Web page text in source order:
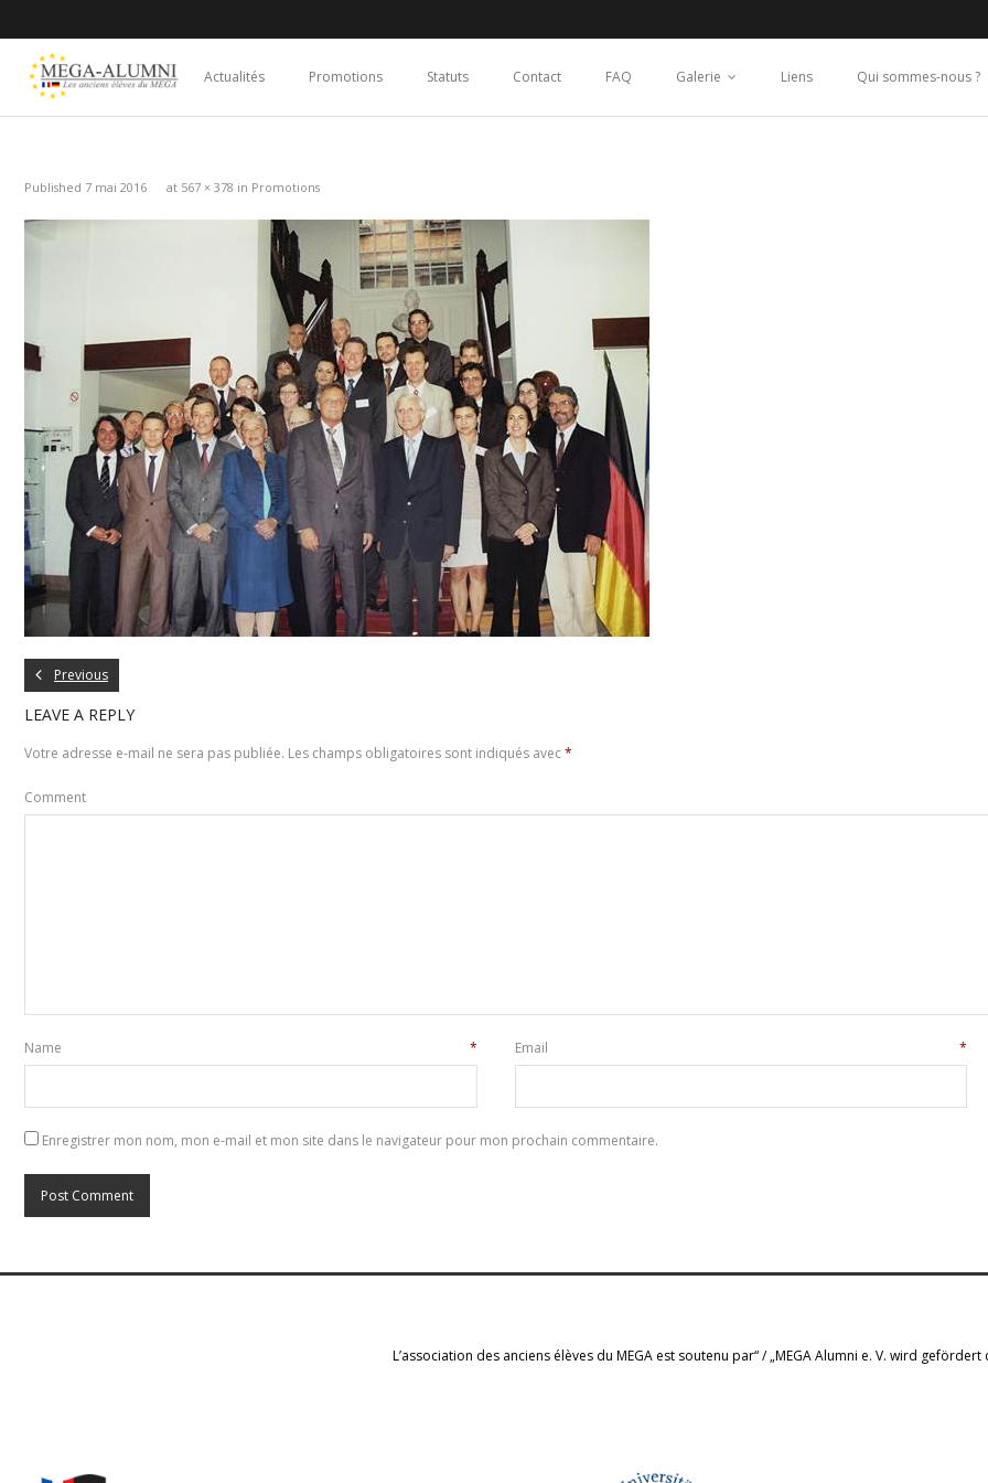
Actualités Promotions Statuts Contact FAQ Galerie Liens Qui sommes-nous ?
Published 7 mai 2016 at 567 × 378 in Promotions
Previous
LEAVE A REPLY
Votre adresse e-mail ne sera pas publiée. Les champs obligatoires sont indiqués avec*
Comment
Name * Email*
Enregistrer mon nom, mon e-mail et mon site dans le navigateur pour mon prochain commentaire.
L’association des anciens élèves du MEGA est soutenu par“ / „MEGA Alumni e. V. wird gefördert